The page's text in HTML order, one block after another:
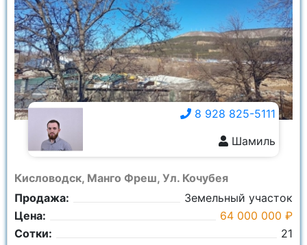
Кисловодск, Манго Фреш, Ул. Кочубея
Продажа:
Земельный участок
Цена:
64 000 000 ₽
Сотки:
21
8 928 825-5111
Шамиль